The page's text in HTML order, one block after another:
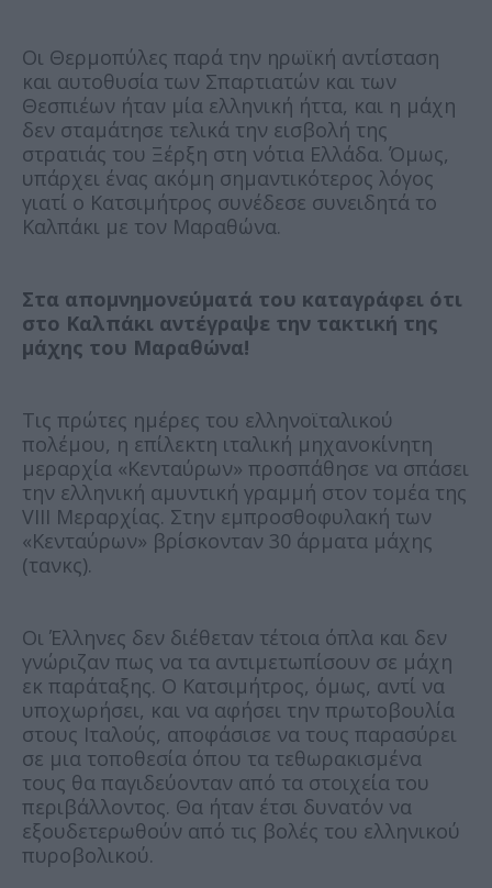
Οι Θερμοπύλες παρά την ηρωϊκή αντίσταση
και αυτοθυσία των Σπαρτιατών και των
Θεσπιέων ήταν μία ελληνική ήττα, και η μάχη
δεν σταμάτησε τελικά την εισβολή της
στρατιάς του Ξέρξη στη νότια Ελλάδα. Όμως,
υπάρχει ένας ακόμη σημαντικότερος λόγος
γιατί ο Κατσιμήτρος συνέδεσε συνειδητά το
Καλπάκι με τον Μαραθώνα.
Στα απομνημονεύματά του καταγράφει ότι
στο Καλπάκι αντέγραψε την τακτική της
μάχης του Μαραθώνα!
Τις πρώτες ημέρες του ελληνοϊταλικού
πολέμου, η επίλεκτη ιταλική μηχανοκίνητη
μεραρχία «Κενταύρων» προσπάθησε να σπάσει
την ελληνική αμυντική γραμμή στον τομέα της
VIII Μεραρχίας. Στην εμπροσθοφυλακή των
«Κενταύρων» βρίσκονταν 30 άρματα μάχης
(τανκς).
Οι Έλληνες δεν διέθεταν τέτοια όπλα και δεν
γνώριζαν πως να τα αντιμετωπίσουν σε μάχη
εκ παράταξης. Ο Κατσιμήτρος, όμως, αντί να
υποχωρήσει, και να αφήσει την πρωτοβουλία
στους Ιταλούς, αποφάσισε να τους παρασύρει
σε μια τοποθεσία όπου τα τεθωρακισμένα
τους θα παγιδεύονταν από τα στοιχεία του
περιβάλλοντος. Θα ήταν έτσι δυνατόν να
εξουδετερωθούν από τις βολές του ελληνικού
πυροβολικού.